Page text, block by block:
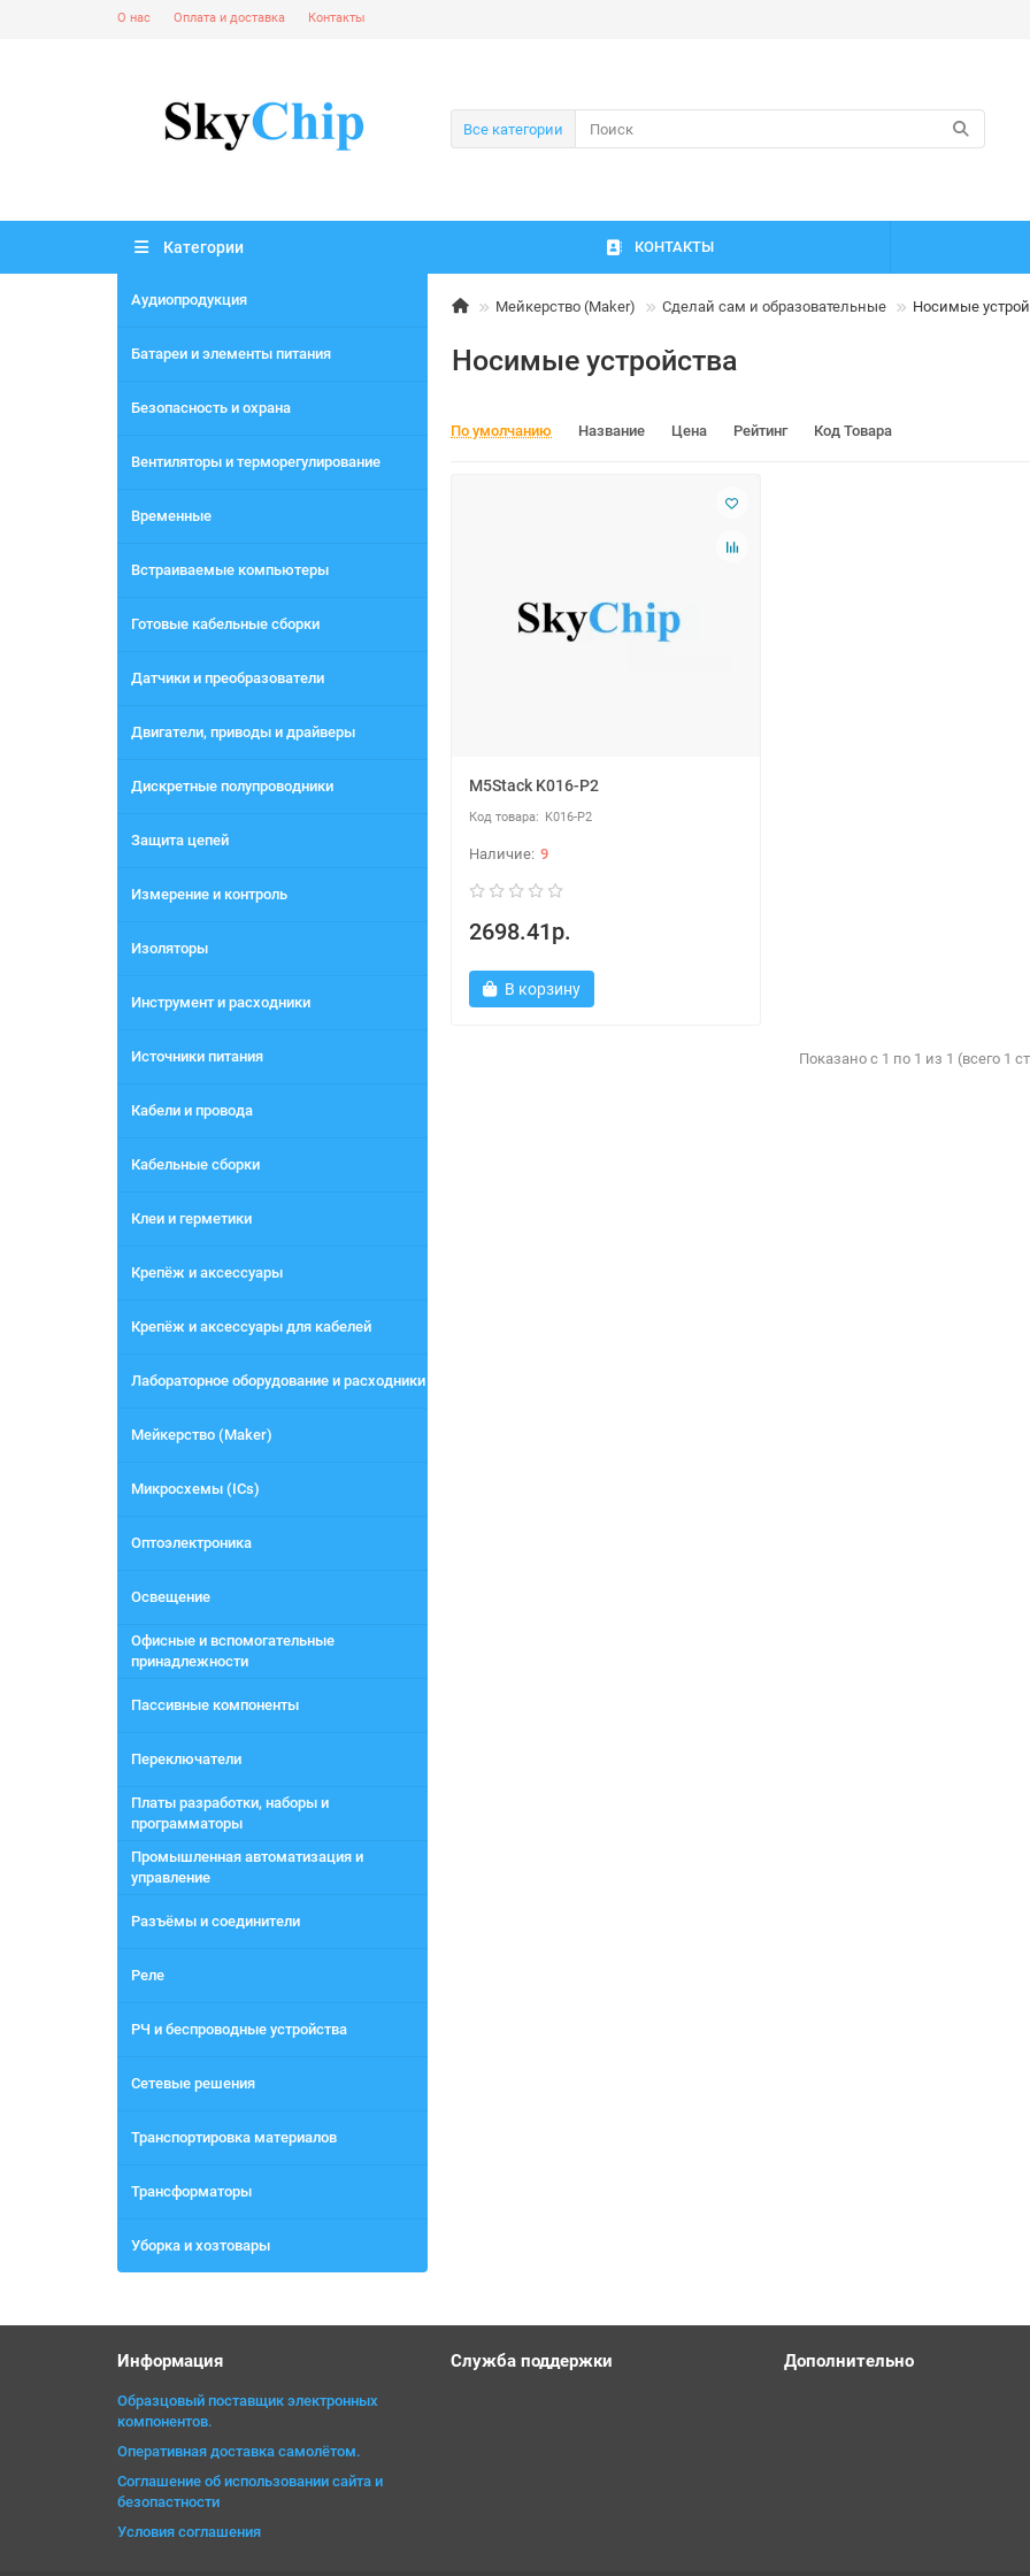
О нас Оплата и доставка Контакты
Все категории
Категории
Аудиопродукция
Батареи и элементы питания
Безопасность и охрана
Вентиляторы и терморегулирование
Временные
Встраиваемые компьютеры
Готовые кабельные сборки
Датчики и преобразователи
Двигатели, приводы и драйверы
Дискретные полупроводники
Защита цепей
Измерение и контроль
Изоляторы
Инструмент и расходники
Источники питания
Кабели и провода
Кабельные сборки
Клеи и герметики
Крепёж и аксессуары
Крепёж и аксессуары для кабелей
Лабораторное оборудование и расходники
Мейкерство (Maker)
Микросхемы (ICs)
Оптоэлектроника
Освещение
Офисные и вспомогательные
принадлежности
Пассивные компоненты
Переключатели
Платы разработки, наборы и
программаторы
Промышленная автоматизация и
управление
Разъёмы и соединители
Реле
РЧ и беспроводные устройства
Сетевые решения
Транспортировка материалов
Трансформаторы
Уборка и хозтовары
КОНТАКТЫ
Мейкерство (Maker) Сделай сам и образовательные Носимые
Носимые устройства
По умолчанию Название Цена Рейтинг Код Товара
M5Stack K016-P2
K016-P2
9
2698.41р.
В корзину
Показано с 1 по 1 из 1 (всего 1
Информация
Образцовый поставщик электронных
компонентов.
Оперативная доставка самолётом.
Соглашение об использовании сайта и
безопастности
Условия соглашения
Служба поддержки Дополнительно